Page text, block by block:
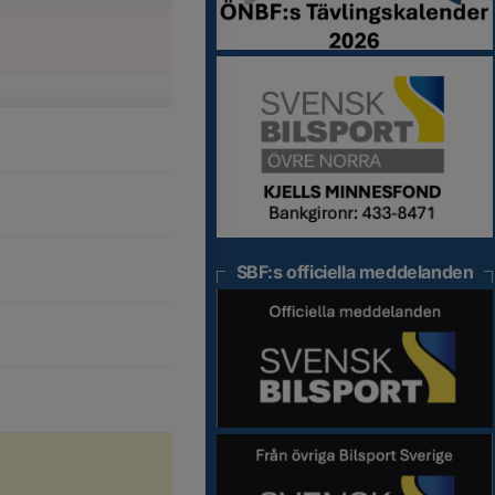
SBF:s officiella meddelanden